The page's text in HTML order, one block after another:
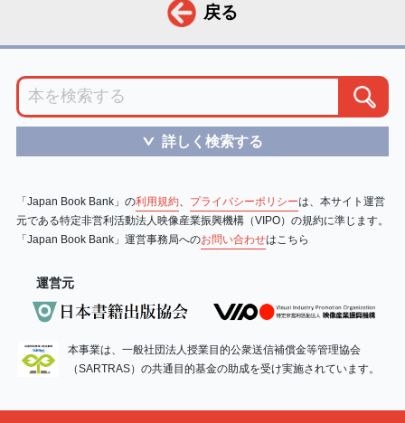
戻る
＞ 詳しく検索する
「Japan Book Bank」の利用規約、 プライバシーポリシーは、本サイト運営
元である特定非営利活動法人映像産業振興機構（VIPO）の規約に準じます。
「Japan Book Bank」運営事務局へのお問い合わせはこちら
運営元
本事業は、一般社団法人授業目的公衆送信補償金等管理協会
（SARTRAS）の共通目的基金の助成を受け実施されています。